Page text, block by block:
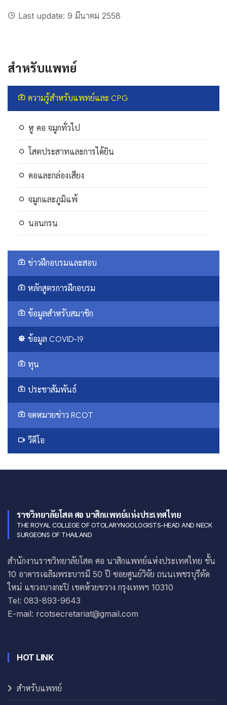
สำหรับแพทย์
ความรู้สำหรับแพทย์และ CPG
หู คอ จมูกทั่วไป
โสตประสาทและการได้ยิน
คอและกล่องเสียง
จมูกและภูมิแพ้
นอนกรน
ข่าวฝึกอบรมและสอบ
หลักสูตรการฝึกอบรม
ข้อมูลสำหรับสมาชิก
ข้อมูล COVID-19
ทุน
ประชาสัมพันธ์
จดหมายข่าว RCOT
วีดีโอ
Last update: 9 มีนาคม 2558
ราชวิทยาลัยโสต ศอ นาสิกแพทย์แห่งประเทศไทย
THE ROYAL COLLEGE OF OTOLARYNGOLOGISTS-HEAD AND NECK
SURGEONS OF THAILAND
สำนักงานราชวิทยาลัยโสต ศอ นาสิกแพทย์แห่งประเทศไทย ชั้น
10 อาคารเฉลิมพระบารมี 50 ปี ซอยศูนย์วิจัย ถนนเพชรบุรีตัด
ใหม่ แขวงบางกะปิ เขตห้วยขวาง กรุงเทพฯ 10310
Tel: 083-893-9643
E-mail: rcotsecretariat@gmail.com
HOT LINK
สำหรับแพทย์